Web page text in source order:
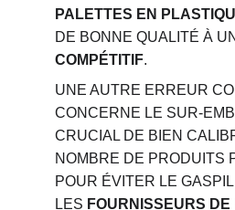
PALETTES EN
DE BONNE QUALITÉ À UN
COMPÉTITIF.
UNE AUTRE ERREUR
CONCERNE LE SUR-
CRUCIAL DE BIEN
NOMBRE DE PRODUITS
POUR ÉVITER LE
LES FOURNISSEURS